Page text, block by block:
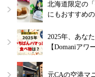
北海道限定の
にもおすすめの
2025年、あな
【Domaniアワ
元CAの空港マ